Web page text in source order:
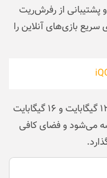
کیفیت پخش Dolby Vision و +HDR10 و پشتیبانی از رفرش‌ریت
سریع بازی‌های آنلاین را
این گوشی در نسخه‌های رم ۸ گیگابایت، ۱۲ گیگابایت و ۱۶ گیگابایت
عرضه می‌شود و فضای کافی